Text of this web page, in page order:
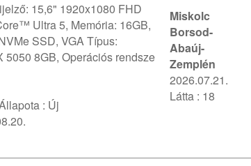
15,6" 1920x1080 FHD
Ultra 5, Memória: 16GB,
SSD, VGA Típus:
8GB, Operációs rendsze
: Új
Miskolc
Borsod-
Abaúj-
Zemplén
2026.07.21.
Látta : 18